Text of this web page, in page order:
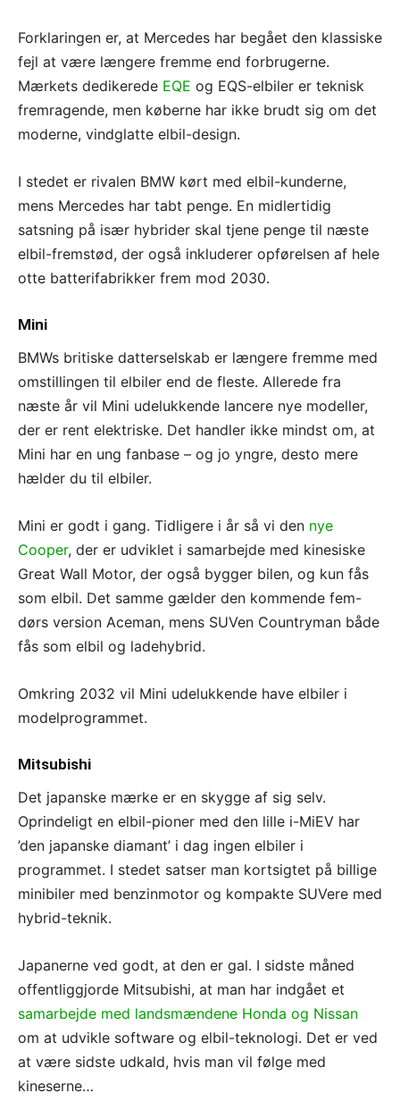
Forklaringen er, at Mercedes har begået den klassiske
fejl at være længere fremme end forbrugerne.
Mærkets dedikerede EQE og EQS-elbiler er teknisk
fremragende, men køberne har ikke brudt sig om det
moderne, vindglatte elbil-design.
I stedet er rivalen BMW kørt med elbil-kunderne,
mens Mercedes har tabt penge. En midlertidig
satsning på især hybrider skal tjene penge til næste
elbil-fremstød, der også inkluderer opførelsen af hele
otte batterifabrikker frem mod 2030.
Mini
BMWs britiske datterselskab er længere fremme med
omstillingen til elbiler end de fleste. Allerede fra
næste år vil Mini udelukkende lancere nye modeller,
der er rent elektriske. Det handler ikke mindst om, at
Mini har en ung fanbase – og jo yngre, desto mere
hælder du til elbiler.
Mini er godt i gang. Tidligere i år så vi den nye
Cooper, der er udviklet i samarbejde med kinesiske
Great Wall Motor, der også bygger bilen, og kun fås
som elbil. Det samme gælder den kommende fem-
dørs version Aceman, mens SUVen Countryman både
fås som elbil og ladehybrid.
Omkring 2032 vil Mini udelukkende have elbiler i
modelprogrammet.
Mitsubishi
Det japanske mærke er en skygge af sig selv.
Oprindeligt en elbil-pioner med den lille i-MiEV har
’den japanske diamant’ i dag ingen elbiler i
programmet. I stedet satser man kortsigtet på billige
minibiler med benzinmotor og kompakte SUVere med
hybrid-teknik.
Japanerne ved godt, at den er gal. I sidste måned
offentliggjorde Mitsubishi, at man har indgået et
samarbejde med landsmændene Honda og Nissan
om at udvikle software og elbil-teknologi. Det er ved
at være sidste udkald, hvis man vil følge med
kineserne…